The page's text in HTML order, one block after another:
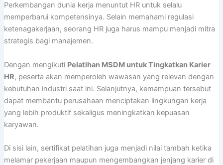
Perkembangan dunia kerja menuntut HR untuk selalu
memperbarui kompetensinya. Selain memahami regulasi
ketenagakerjaan, seorang HR juga harus mampu menjadi mitra
strategis bagi manajemen.
Dengan mengikuti Pelatihan MSDM untuk Tingkatkan Karier
HR, peserta akan memperoleh wawasan yang relevan dengan
kebutuhan industri saat ini. Selanjutnya, kemampuan tersebut
dapat membantu perusahaan menciptakan lingkungan kerja
yang lebih produktif sekaligus meningkatkan kepuasan
karyawan.
Di sisi lain, sertifikat pelatihan juga menjadi nilai tambah ketika
melamar pekerjaan maupun mengembangkan jenjang karier di